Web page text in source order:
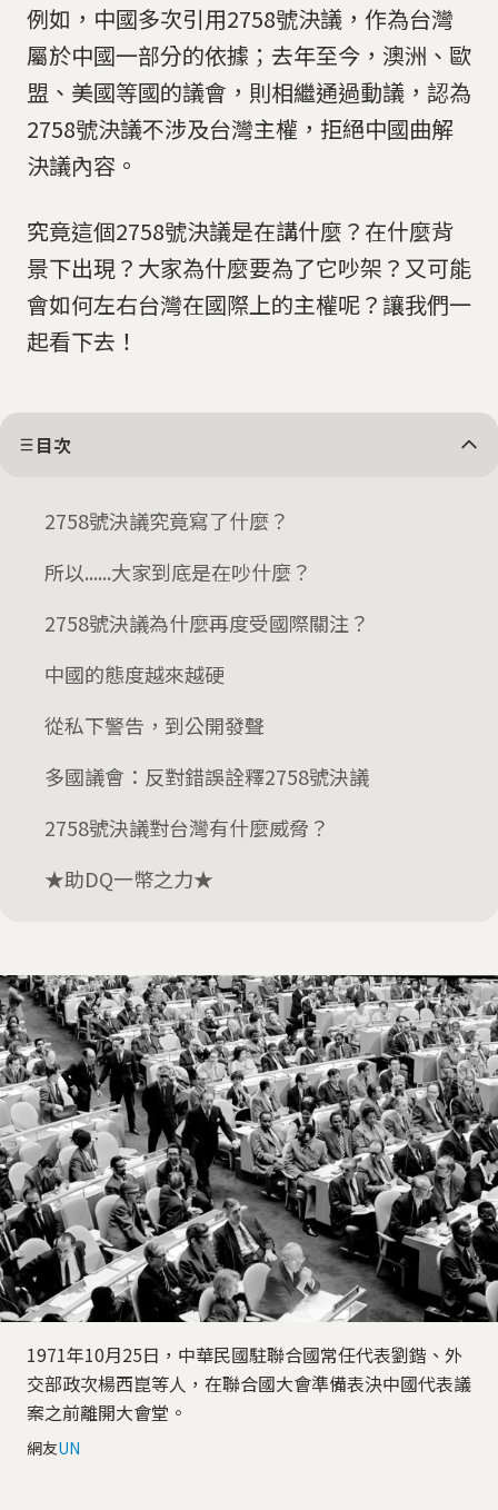
例如，中國多次引用2758號決議，作為台灣
屬於中國一部分的依據；去年至今，澳洲、歐
盟、美國等國的議會，則相繼通過動議，認為
2758號決議不涉及台灣主權，拒絕中國曲解
決議內容。
究竟這個2758號決議是在講什麼？在什麼背
景下出現？大家為什麼要為了它吵架？又可能
會如何左右台灣在國際上的主權呢？讓我們一
起看下去！
目次
2758號決議究竟寫了什麼？
所以......大家到底是在吵什麼？
2758號決議為什麼再度受國際關注？
中國的態度越來越硬
從私下警告，到公開發聲
多國議會：反對錯誤詮釋2758號決議
2758號決議對台灣有什麼威脅？
★助DQ一幣之力★
1971年10月25日，中華民國駐聯合國常任代表劉鍇、外
交部政次楊西崑等人，在聯合國大會準備表決中國代表議
案之前離開大會堂。
網友UN